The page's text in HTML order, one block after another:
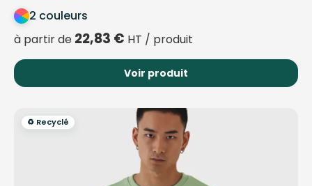
2 couleurs
à partir de 22,83 € HT / produit
Voir produit
♻️ Recyclé